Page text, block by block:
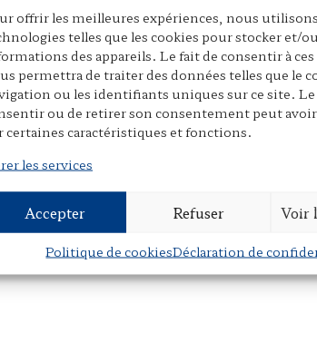
offrir les meilleures expériences, nous
telles que les cookies pour stocker et/
des appareils. Le fait de consentir à
permettra de traiter des données telles que le
ou les identifiants uniques sur ce site. Le
ou de retirer son consentement peut
certaines caractéristiques et fonctions.
les services
Accepter Refuser Voir
Politique de cookiesDéclaration de